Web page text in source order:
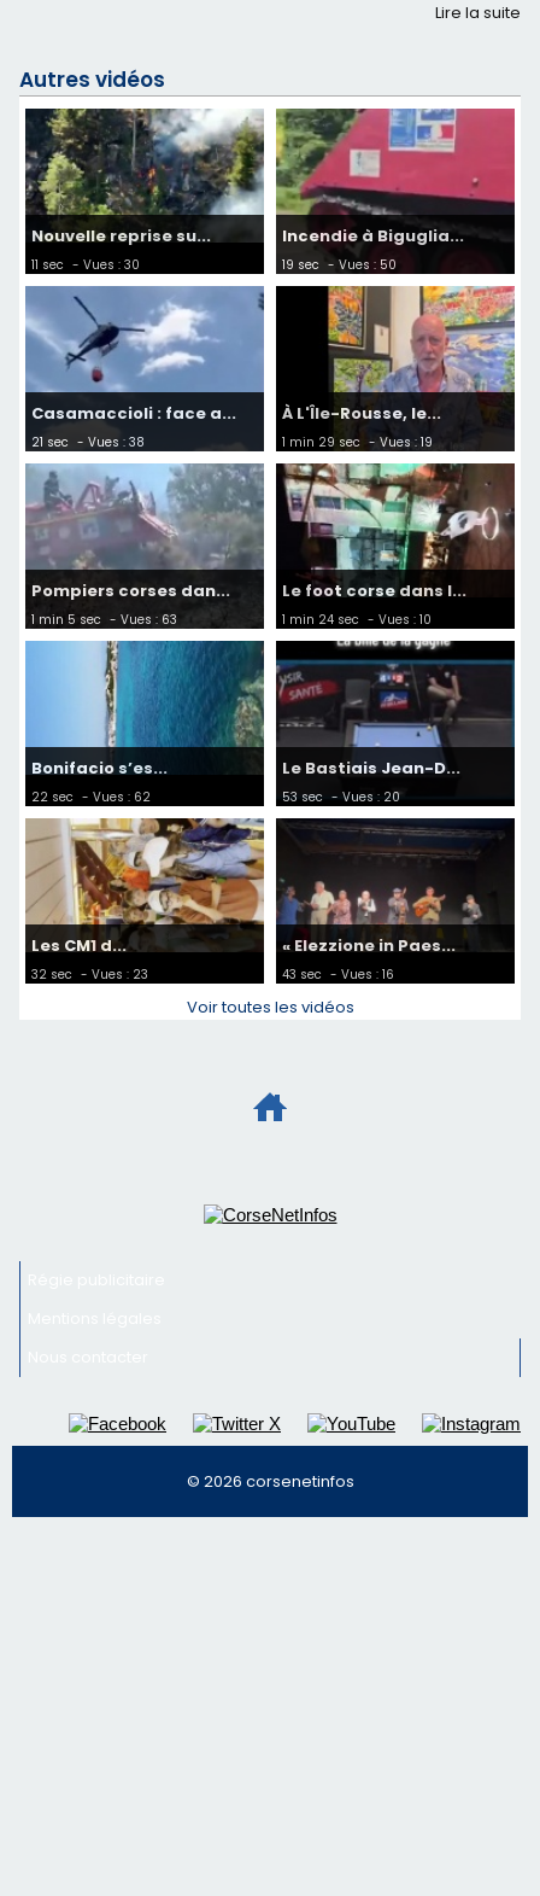
Lire la suite
Autres vidéos
Nouvelle reprise su...
11 sec - Vues : 30
Incendie à Biguglia...
19 sec - Vues : 50
Casamaccioli : face a...
21 sec - Vues : 38
À L'Île-Rousse, le...
1 min 29 sec - Vues : 19
Pompiers corses dan...
1 min 5 sec - Vues : 63
Le foot corse dans l...
1 min 24 sec - Vues : 10
Bonifacio s’es...
22 sec - Vues : 62
Le Bastiais Jean-D...
53 sec - Vues : 20
Les CM1 d...
32 sec - Vues : 23
« Elezzione in Paes...
43 sec - Vues : 16
Voir toutes les vidéos
© 2026 corsenetinfos